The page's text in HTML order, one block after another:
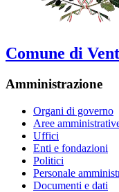
Comune di
Amministrazione
Organi di governo
Aree
Uffici
Enti e fondazioni
Politici
Personale
Documenti e dati